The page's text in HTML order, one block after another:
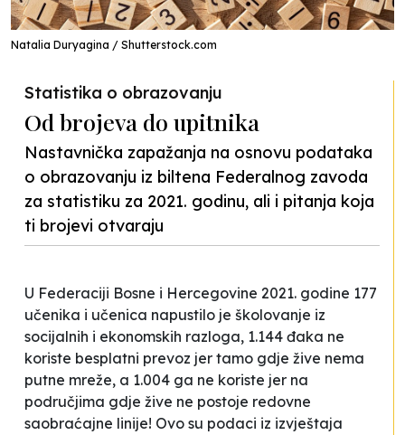
Natalia Duryagina / Shutterstock.com
Statistika o obrazovanju
Od brojeva do upitnika
Nastavnička zapažanja na osnovu podataka
o obrazovanju iz biltena Federalnog zavoda
za statistiku za 2021. godinu, ali i pitanja koja
ti brojevi otvaraju
U Federaciji Bosne i Hercegovine 2021. godine 177
učenika i učenica napustilo je školovanje iz
socijalnih i ekonomskih razloga, 1.144 đaka ne
koriste besplatni prevoz jer tamo gdje žive nema
putne mreže, a 1.004 ga ne koriste jer na
područjima gdje žive ne postoje redovne
saobraćajne linije! Ovo su podaci iz izvještaja